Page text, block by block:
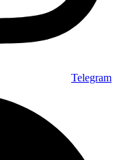
Telegram